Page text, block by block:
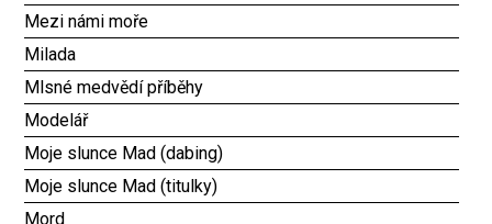
Mezi námi moře
Milada
Mlsné medvědí příběhy
Modelář
Moje slunce Mad (dabing)
Moje slunce Mad (titulky)
Mord